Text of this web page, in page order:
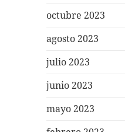
octubre 2023
agosto 2023
julio 2023
junio 2023
mayo 2023